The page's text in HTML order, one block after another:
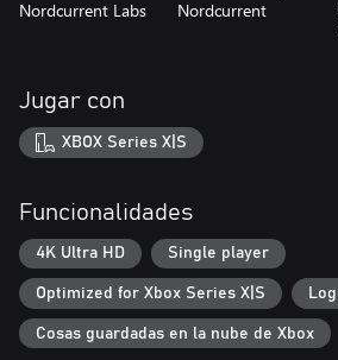
proteger a tu nación.
Garfios de carnicero, hachas, lanzallamas,
personajes con una amplia variedad de
habilidades únicas que les otorgan los
encontrar por el mundo. Busca munición y
adaptarte y sobrevivir a las amenazas
Mundo postapocalíptico
Explora las regiones misteriosas y
oriental ficticia y postapocalíptica, donde
zonas urbanas abandonadas hasta bosques
laboratorios y bases militares fortificadas.
Nordcurrent Labs Nordcurrent
Jugar con
XBOX Series X|S
Funcionalidades
4K Ultra HD Single player
Optimized for Xbox Series X|S
Cosas guardadas en la nube de Xbox